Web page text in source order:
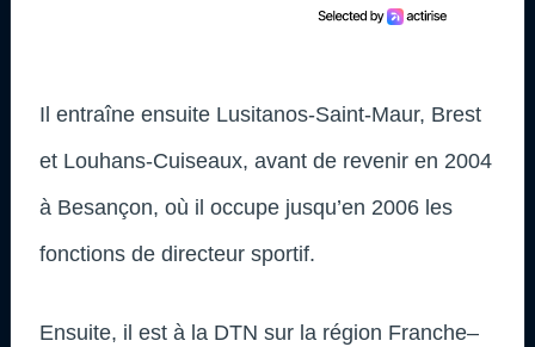
Il entraîne ensuite Lusitanos-Saint-Maur, Brest
et Louhans-Cuiseaux, avant de revenir en 2004
à Besançon, où il occupe jusqu’en 2006 les
fonctions de directeur sportif.
Ensuite, il est à la DTN sur la région Franche–